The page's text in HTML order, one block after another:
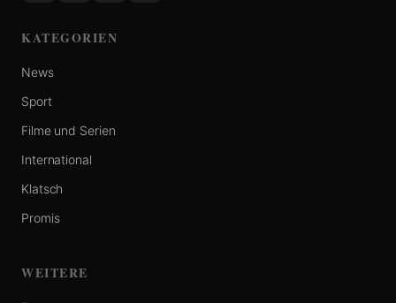
KATEGORIEN
News
Sport
Filme und Serien
International
Klatsch
Promis
WEITERE